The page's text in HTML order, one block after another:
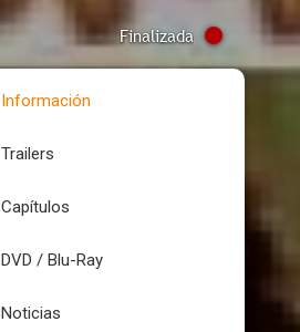
Finalizada
Información
Trailers
Capítulos
DVD / Blu-Ray
Noticias